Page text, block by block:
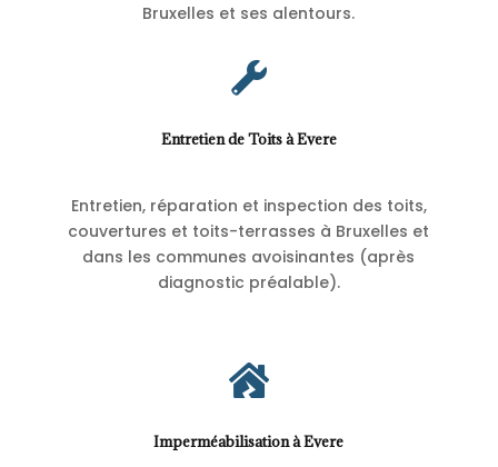
Bruxelles et ses alentours.

Entretien de Toits à Evere
Entretien, réparation et inspection des toits,
couvertures et toits-terrasses à Bruxelles et
dans les communes avoisinantes (après
diagnostic préalable).

Imperméabilisation à Evere